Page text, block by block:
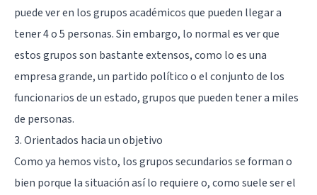
puede ver en los grupos académicos que pueden llegar a
tener 4 o 5 personas. Sin embargo, lo normal es ver que
estos grupos son bastante extensos, como lo es una
empresa grande, un partido político o el conjunto de los
funcionarios de un estado, grupos que pueden tener a miles
de personas.
3. Orientados hacia un objetivo
Como ya hemos visto, los grupos secundarios se forman o
bien porque la situación así lo requiere o, como suele ser el